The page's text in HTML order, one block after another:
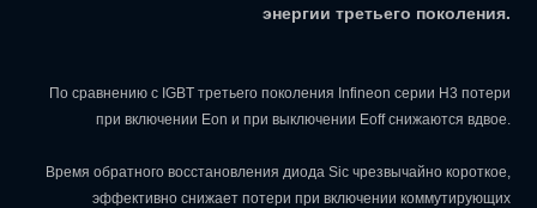
энергии третьего поколения.
По сравнению с IGBT третьего поколения Infineon серии H3 потери
при включении Eon и при выключении Eoff снижаются вдвое.
Время обратного восстановления диода Sic чрезвычайно короткое,
эффективно снижает потери при включении коммутирующих